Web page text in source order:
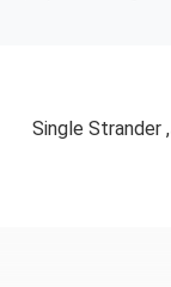
,
Single Strander